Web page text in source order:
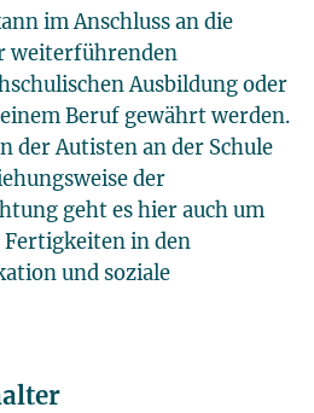
im Anschluss an die
weiterführenden
Ausbildung oder
Beruf gewährt werden.
der Autisten an der Schule
der
geht es hier auch um
Fertigkeiten in den
und soziale